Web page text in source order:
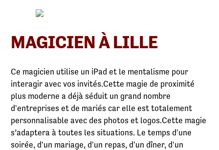
MAGICIEN À LILLE
Ce magicien utilise un iPad et le mentalisme pour
interagir avec vos invités.Cette magie de proximité
plus moderne a déjà séduit un grand nombre
d'entreprises et de mariés car elle est totalement
personnalisable avec des photos et logos.Cette magie
s’adaptera à toutes les situations. Le temps d'une
soirée, d'un mariage, d'un repas, d'un dîner, d'un